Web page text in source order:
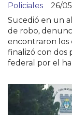
Policiales
26/
Sucedió en un
de robo,
encontraron los
finalizó con dos
federal por el